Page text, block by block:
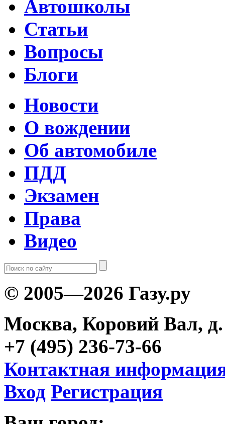
Автошколы
Статьи
Вопросы
Блоги
Новости
О вождении
Об автомобиле
ПДД
Экзамен
Права
Видео
© 2005—2026 Газу.ру
Москва, Коровий Вал,
+7 (495) 236-73-66
Контактная
Вход Регистрация